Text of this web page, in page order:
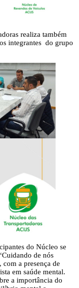
realiza também
integrantes do grupo
do Núcleo se
de nós
com a presença de
em saúde mental.
a importância do